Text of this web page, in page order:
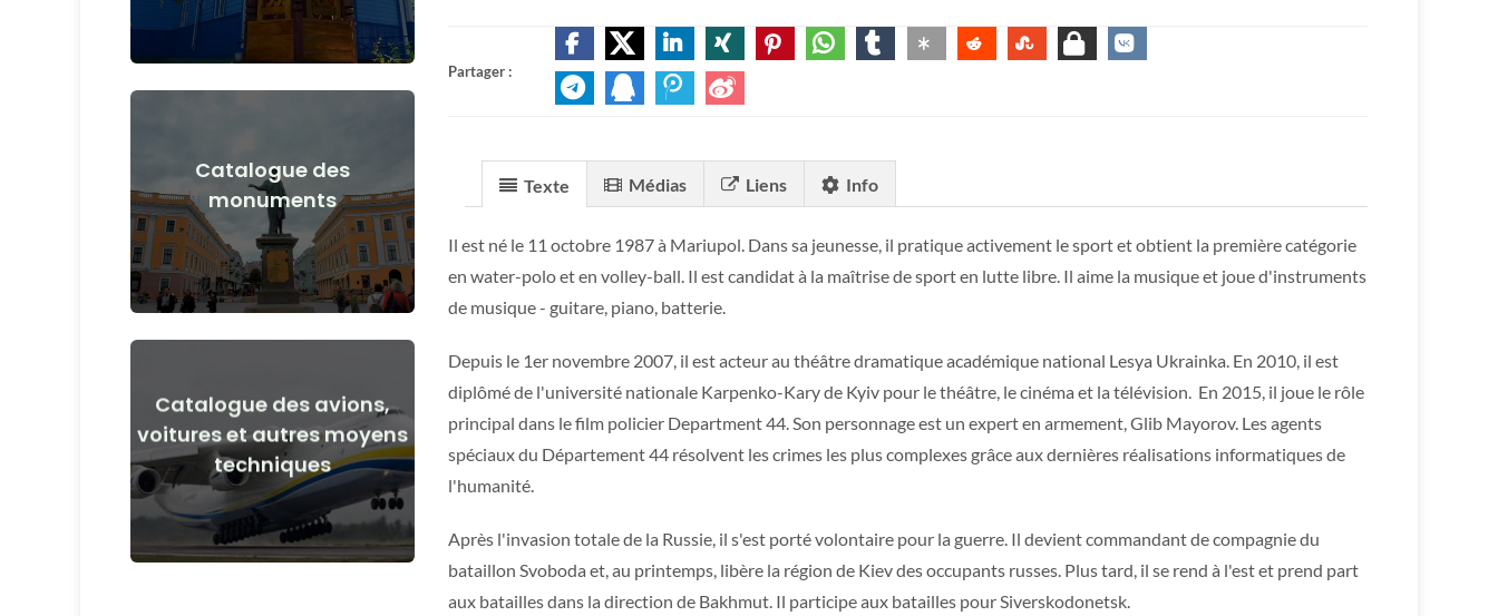
Catalogue des
monuments
Monuments, œuvres d'art avant et
après le début de la guerre
Voir les détails
Catalogue des avions,
voitures et autres moyens
techniques
Avions, voitures, moyens techniques
avant et après le début de la guerre
Voir les détails
Partager :
Texte Médias Liens Info
Il est né le 11 octobre 1987 à Mariupol. Dans sa jeunesse, il pratique activement le sport et obtient la première catégorie
en water-polo et en volley-ball. Il est candidat à la maîtrise de sport en lutte libre. Il aime la musique et joue d'instruments
de musique - guitare, piano, batterie.
Depuis le 1er novembre 2007, il est acteur au théâtre dramatique académique national Lesya Ukrainka. En 2010, il est
diplômé de l'université nationale Karpenko-Kary de Kyiv pour le théâtre, le cinéma et la télévision. En 2015, il joue le rôle
principal dans le film policier Department 44. Son personnage est un expert en armement, Glib Mayorov. Les agents
spéciaux du Département 44 résolvent les crimes les plus complexes grâce aux dernières réalisations informatiques de
l'humanité.
Après l'invasion totale de la Russie, il s'est porté volontaire pour la guerre. Il devient commandant de compagnie du
bataillon Svoboda et, au printemps, libère la région de Kiev des occupants russes. Plus tard, il se rend à l'est et prend part
aux batailles dans la direction de Bakhmut. Il participe aux batailles pour Siverskodonetsk.